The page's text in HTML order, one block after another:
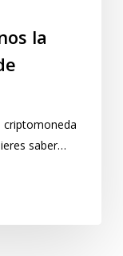
la
criptomoneda
saber…